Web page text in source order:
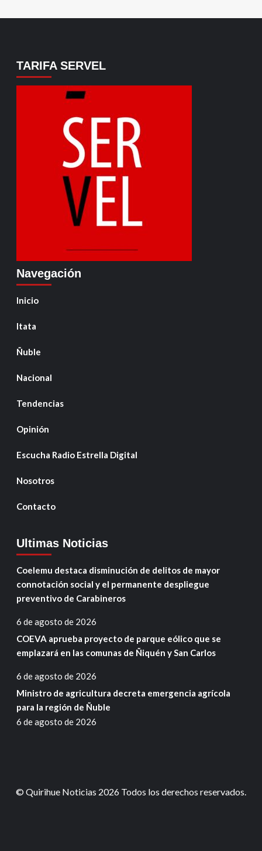
TARIFA SERVEL
Navegación
Inicio
Itata
Ñuble
Nacional
Tendencias
Opinión
Escucha Radio Estrella Digital
Nosotros
Contacto
Ultimas Noticias
Coelemu destaca disminución de delitos de mayor
connotación social y el permanente despliegue
preventivo de Carabineros
6 de agosto de 2026
COEVA aprueba proyecto de parque eólico que se
emplazará en las comunas de Ñiquén y San Carlos
6 de agosto de 2026
Ministro de agricultura decreta emergencia agrícola
para la región de Ñuble
6 de agosto de 2026